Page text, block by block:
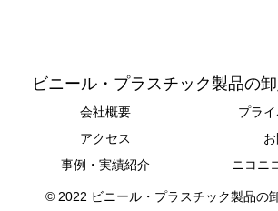
ビニール・プラスチック製品の
会社概要
プラ
アクセス
事例・実績紹介
ニコニ
© 2022 ビニール・プラスチック製品の